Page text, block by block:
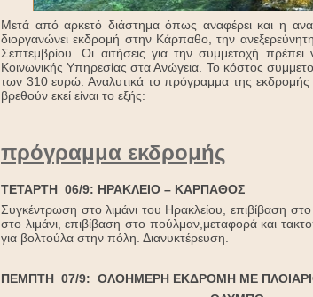
Μετά από αρκετό διάστημα όπως αναφέρει και η
διοργανώνει εκδρομή στην Κάρπαθο, την
Σεπτεμβρίου. Οι αιτήσεις για την συμμετοχή
Κοινωνικής Υπηρεσίας στα Ανώγεια. Το κόστος
των 310 ευρώ. Αναλυτικά το πρόγραμμα της
βρεθούν εκεί είναι το εξής:
πρόγραμμα εκδρομής
ΤΕΤΑΡΤΗ 06/9: ΗΡΑΚΛΕΙΟ – ΚΑΡΠΑΘΟΣ
Συγκέντρωση στο λιμάνι του Ηρακλείου, επιβίβαση
στο λιμάνι, επιβίβαση στο πούλμαν,μεταφορά και
για βολτούλα στην πόλη. Διανυκτέρευση.
ΠΕΜΠΤΗ 07/9: ΟΛΟΗΜΕΡΗ ΕΚΔΡΟΜΗ ΜΕ